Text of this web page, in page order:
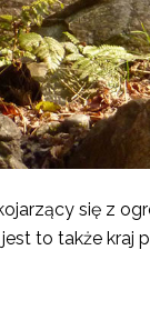
się z
to także kraj